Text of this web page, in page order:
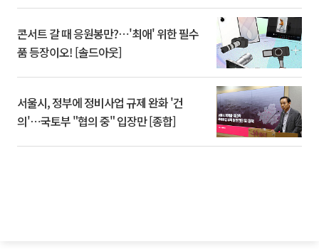
콘서트 갈 때 응원봉만?⋯'최애' 위한 필수
품 등장이오! [솔드아웃]
서울시, 정부에 정비사업 규제 완화 '건
의'⋯국토부 "협의 중" 입장만 [종합]